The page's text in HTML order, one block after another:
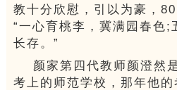
教十分欣慰，引以为豪，
“一心育桃李，冀满园春色;
长存。”
颜家第四代教师颜澄然
考上的师范学校，那年他